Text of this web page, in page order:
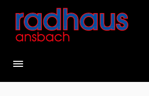
Toggle navigation